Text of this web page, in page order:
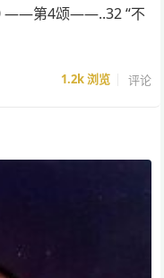
——第4颂——..32 “不
1.2k浏览 评论